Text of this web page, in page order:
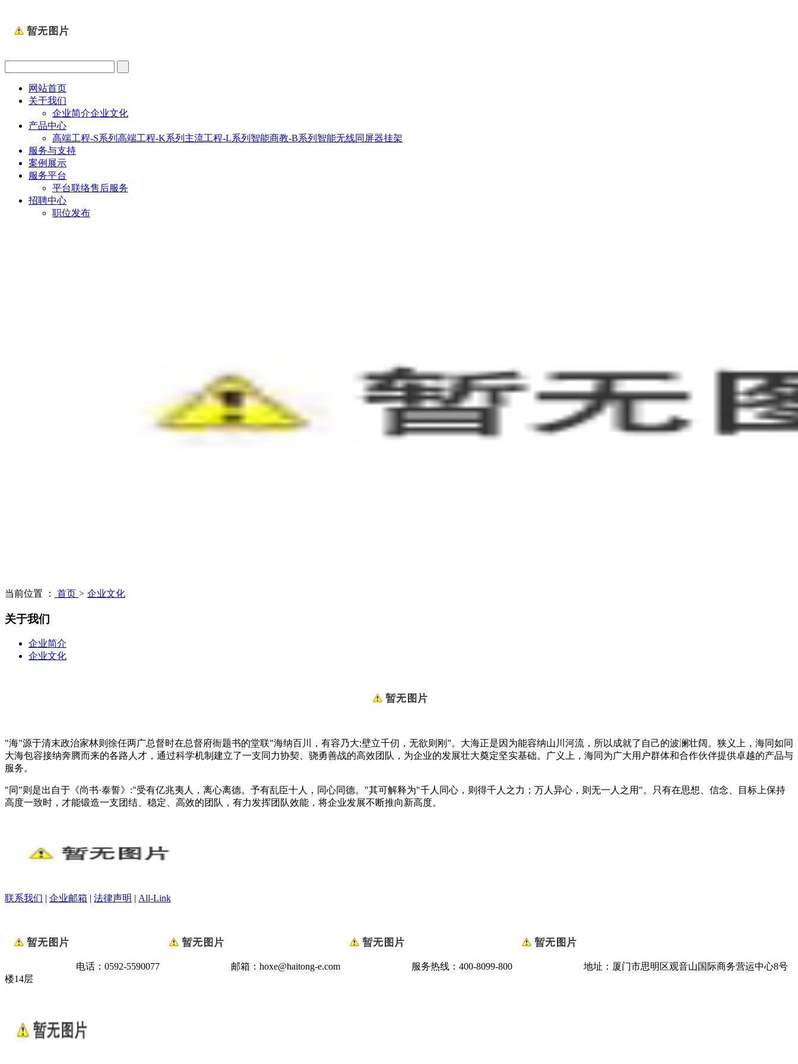
网站首页
关于我们
企业简介企业文化
产品中心
高端工程-S系列 高端工程-K系列 主流工程-L系列 智能商教-B系列 智能无线同屏器挂架
服务与支持
案例展示
服务平台
平台联络售后服务
招聘中心
职位发布
当前位置 ： 首页 > 企业文化
关于我们
企业简介
企业文化
"海"源于清末政治家林则徐任两广总督时在总督府衙题书的堂联"海纳百川，有容乃大;壁立千仞，无欲则刚”。大海正是因为能容纳山川河流，所以成就了自己的波澜壮阔。狭义上，海同如同
大海包容接纳奔腾而来的各路人才，通过科学机制建立了一支同力协契、骁勇善战的高效团队，为企业的发展壮大奠定坚实基础。广义上，海同为广大用户群体和合作伙伴提供卓越的产品与
服务。
"同”则是出自于《尚书·泰誓》:"受有亿兆夷人，离心离德。予有乱臣十人，同心同德。"其可解释为"千人同心，则得千人之力；万人异心，则无一人之用"。只有在思想、信念、目标上保持
高度一致时，才能锻造一支团结、稳定、高效的团队，有力发挥团队效能，将企业发展不断推向新高度。
联系我们 | 企业邮箱 | 法律声明 | All-Link
电话：0592-5590077 邮箱：hoxe@haitong-e.com 服务热线：400-8099-800
地址：厦门市思明区观音山国际商务营运中心8号
楼14层